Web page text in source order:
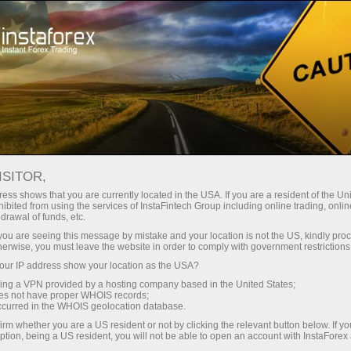
Com a InstaForex, você obtém
realmente competitivas:
alavancagem de até 1:5000,
alguns dos melhores spreads e
comissões do mercado, e
condições vantajosas para
negociar ações e índices.
Spreads mínimos — lucro máximo
Bônus de 30%
para cada depósito
Velocidade
no trading e na estrada
shows that you are currently located in the USA. If you are a resident of the
from using the services of InstaFintech Group including online trading,
of funds, etc.
are seeing this message by mistake and your location is not the US, kindly
you must leave the website in order to comply with government
IP address show your location as the USA?
a VPN provided by a hosting company based in the United States;
not have proper WHOIS records;
in the WHOIS geolocation database.
whether you are a US resident or not by clicking the relevant button below. If
being a US resident, you will not be able to open an account with InstaForex